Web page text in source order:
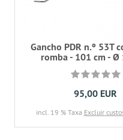
Gancho PDR n.º 53T
romba - 101 cm - Ø
95,00 EUR
incl. 19 % Taxa Excluir